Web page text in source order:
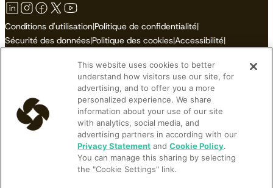
Conditions d'utilisation|Politique de confidentialité|
Sécurité des données|Politique des cookies|Accessibilité|
Ne pas vendre ni partager mes informations personnelles
© 2026 Cloudbeds. Tous droits réservés.
Cloudbeds is an independent hospitality software developer.
Cloudbeds partners with many brands, but makes no claims upon
their trademarks. All trademarks contained herein belong to their
This website uses cookies to better
understand how visitors use our site, for
advertising, and to offer you a more
personalized experience. We share
information about your use of our site
with analytics, social media, and
advertising partners in according with our
Privacy Statement andCookie Policy.
You can manage this sharing by selecting
the "Cookie Settings" link.